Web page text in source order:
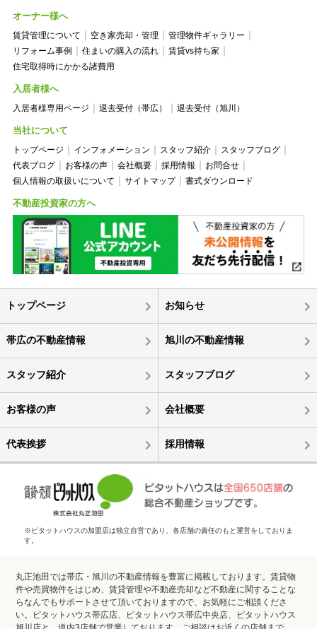
オーナー様へ
賃貸管理について 空き家売却・管理
管理物件ギャラリー
リフォーム事例
住まいの購入の流れ
賃貸vs持ち家
住宅取得時にかかる諸費用
入居者様へ
入居者様専用ページ 退去受付（帯広） 退去受付（旭川）
当社について
トップページ インフォメーション スタッフ紹介
スタッフブログ
代表ブログ
お客様の声 会社概要 採用情報
お問合せ
個人情報の取扱いについて
サイトマップ 書式ダウンロード
不動産投資家の方へ
トップページ お知らせ
帯広の不動産情報 旭川の不動産情報
スタッフ紹介 スタッフブログ
お客様の声 会社概要
代表挨拶 採用情報
※ピタットハウスの加盟店は独立自営であり、各店舗の責任のもと運営をしておりま
す。
丸正池田では帯広・旭川の不動産情報を豊富に掲載しております。賃貸物
件や売買物件をはじめ、賃貸管理や不動産売却など不動産に関することな
らなんでもサポートさせて頂いておりますので、お気軽にご相談くださ
い。ピタットハウス帯広店、ピタットハウス帯広中央店、ピタットハウス